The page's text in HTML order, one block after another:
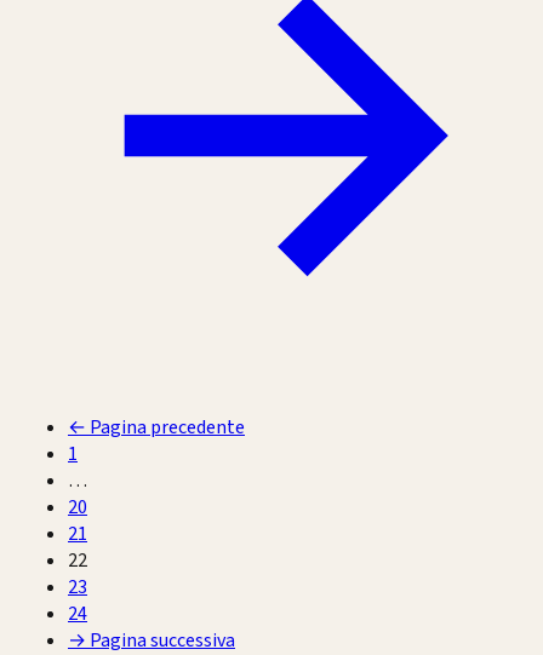
← Pagina precedente
1
…
20
21
22
23
24
→ Pagina successiva